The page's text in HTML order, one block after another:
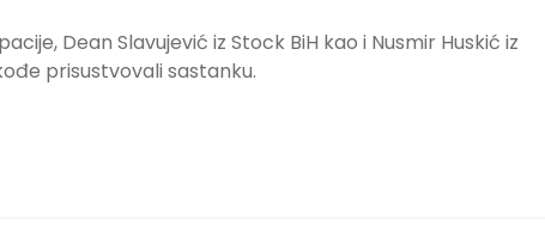
Dean Slavujević iz Stock BiH kao i Nusmir Huskić iz
prisustvovali sastanku.